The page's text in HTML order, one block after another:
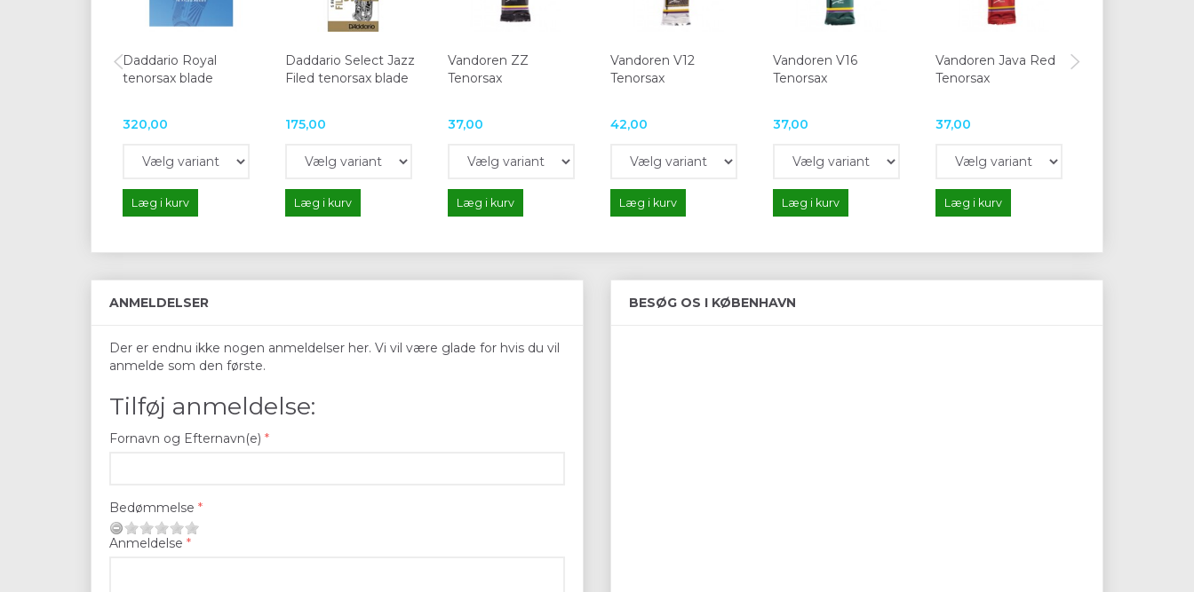
Daddario Royal
tenorsax blade
320,00
Læg i kurv
Daddario Select Jazz
Filed tenorsax blade
175,00
Læg i kurv
Vandoren ZZ
Tenorsax
37,00
Læg i kurv
Vandoren V12
Tenorsax
42,00
Læg i kurv
Vandoren V16
Tenorsax
37,00
Læg i kurv
Vandoren Java Red
Tenorsax
37,00
Læg i kurv
ANMELDELSER
Der er endnu ikke nogen anmeldelser her. Vi vil være glade for hvis du vil
anmelde som den første.
Tilføj anmeldelse:
Fornavn og Efternavn(e)
Bedømmelse
Anmeldelse
BESØG OS I KØBENHAVN